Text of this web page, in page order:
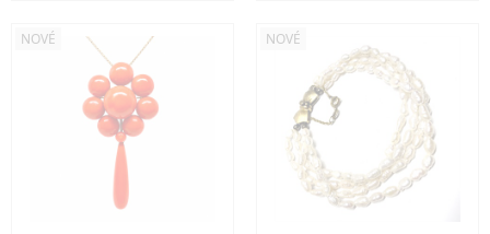
NOVÉ NOVÉ